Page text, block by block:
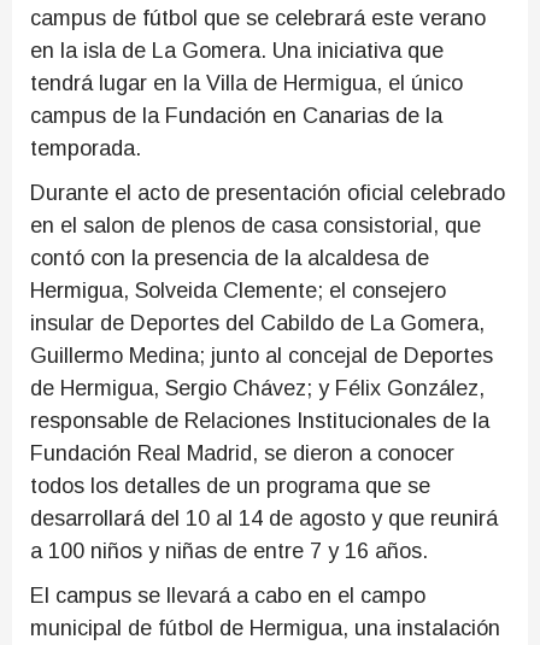
campus de fútbol que se celebrará este verano
en la isla de La Gomera. Una iniciativa que
tendrá lugar en la Villa de Hermigua, el único
campus de la Fundación en Canarias de la
temporada.
Durante el acto de presentación oficial celebrado
en el salon de plenos de casa consistorial, que
contó con la presencia de la alcaldesa de
Hermigua, Solveida Clemente; el consejero
insular de Deportes del Cabildo de La Gomera,
Guillermo Medina; junto al concejal de Deportes
de Hermigua, Sergio Chávez; y Félix González,
responsable de Relaciones Institucionales de la
Fundación Real Madrid, se dieron a conocer
todos los detalles de un programa que se
desarrollará del 10 al 14 de agosto y que reunirá
a 100 niños y niñas de entre 7 y 16 años.
El campus se llevará a cabo en el campo
municipal de fútbol de Hermigua, una instalación